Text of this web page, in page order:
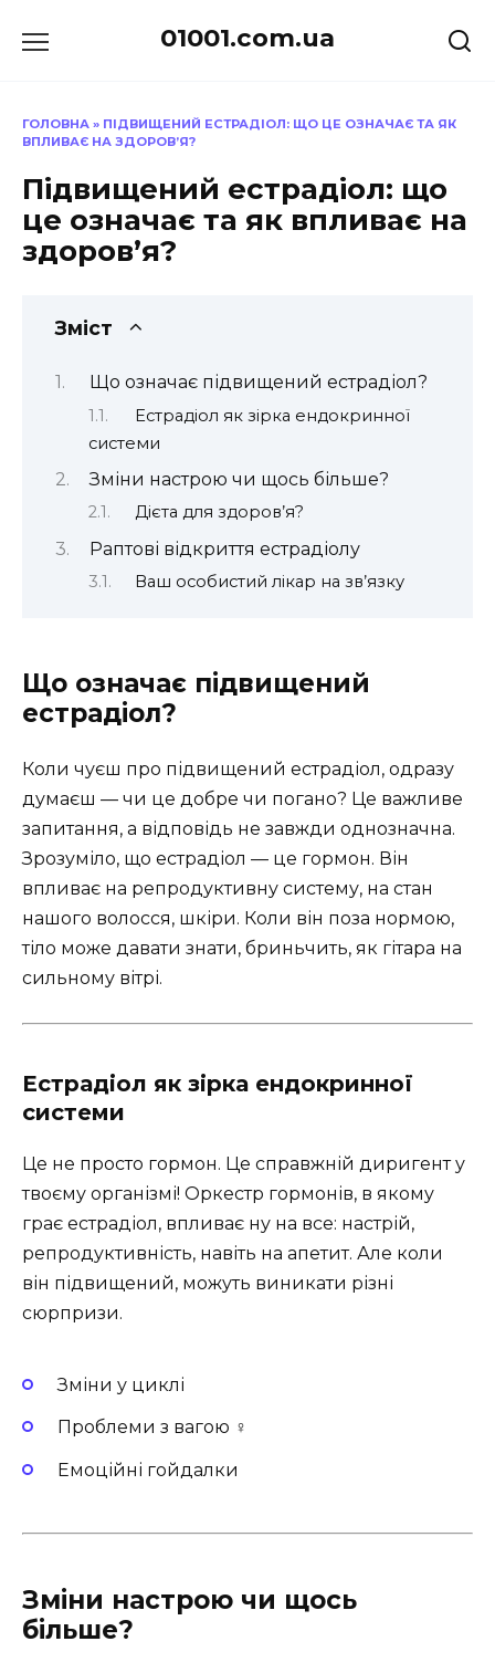
до
01001.com.ua
ГОЛОВНА » ПІДВИЩЕНИЙ ЕСТРАДІОЛ: ЩО ЦЕ ОЗНАЧАЄ ТА ЯК
ВПЛИВАЄ НА ЗДОРОВ’Я?
Підвищений естрадіол: що
це означає та як впливає на
здоров’я?
Зміст
Що означає підвищений естрадіол?
Естрадіол як зірка ендокринної
системи
Зміни настрою чи щось більше?
Дієта для здоров’я?
Раптові відкриття естрадіолу
Ваш особистий лікар на зв’язку
Що означає підвищений
естрадіол?
Коли чуєш про підвищений естрадіол, одразу
думаєш — чи це добре чи погано? Це важливе
запитання, а відповідь не завжди однозначна.
Зрозуміло, що естрадіол — це гормон. Він
впливає на репродуктивну систему, на стан
нашого волосся, шкіри. Коли він поза нормою,
тіло може давати знати, бриньчить, як гітара на
сильному вітрі.
Естрадіол як зірка ендокринної
системи
Це не просто гормон. Це справжній диригент у
твоєму організмі! Оркестр гормонів, в якому
грає естрадіол, впливає ну на все: настрій,
репродуктивність, навіть на апетит. Але коли
він підвищений, можуть виникати різні
сюрпризи.
Зміни у циклі
Проблеми з вагою ️‍♀️
Емоційні гойдалки
Зміни настрою чи щось
більше?